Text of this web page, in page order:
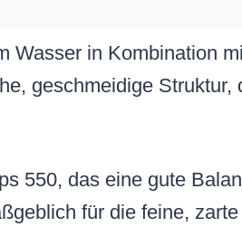
Wasser in Kombination
geschmeidige Struktur,
550, das eine gute
für die feine,